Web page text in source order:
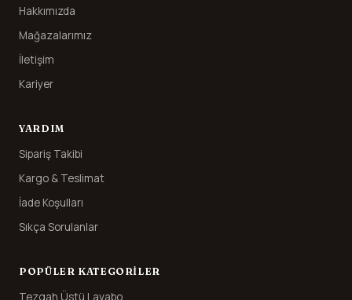
Hakkımızda
Mağazalarımız
İletişim
Kariyer
YARDIM
Sipariş Takibi
Kargo & Teslimat
İade Koşulları
Sıkça Sorulanlar
POPÜLER KATEGORILER